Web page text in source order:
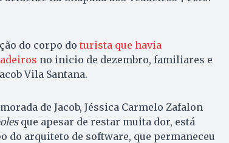
do corpo do turista que havia
no inicio de dezembro, familiares e
Vila Santana.
de Jacob, Jéssica Carmelo Zafalon
que apesar de restar muita dor, está
do arquiteto de software, que permaneceu